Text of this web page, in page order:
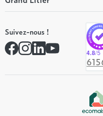
Nos valeurs
Nos engagements
Rejoindre notre réseau
Contactez-nous
André Renault
Simmons
Hôtel & Lodge
Suivez-nous !
4.8/5